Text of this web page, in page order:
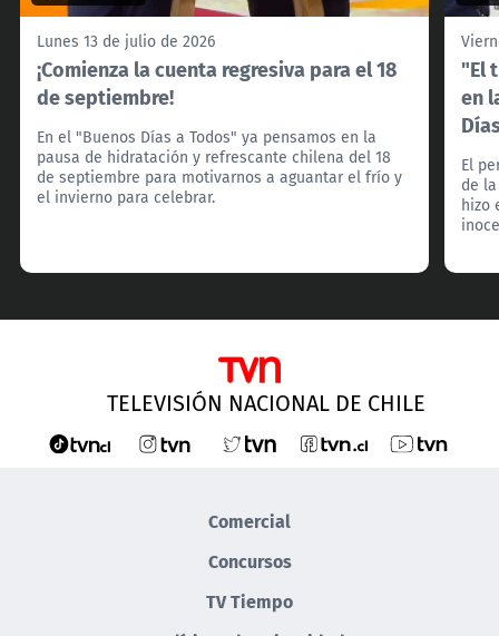
Lunes 13 de julio de 2026
¡Comienza la cuenta regresiva para el 18
de septiembre!
En el "Buenos Días a Todos" ya pensamos en la
pausa de hidratación y refrescante chilena del 18
de septiembre para motivarnos a aguantar el frío y
el invierno para celebrar.
"El
en
El
de
hizo
TELEVISIÓN NACIONAL DE CHILE
Comercial
Concursos
TV Tiempo